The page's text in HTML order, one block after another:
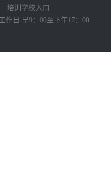
培训学校入口
作日 早9：00至下午17：00